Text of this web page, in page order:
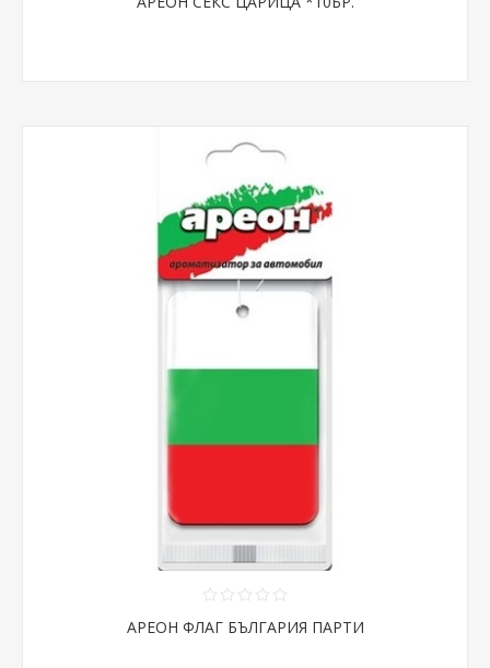
АРЕОН ФЛАГ БЪЛГАРИЯ ПАРТИ